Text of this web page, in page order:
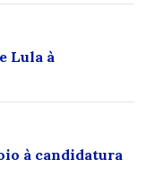
Lula à
à candidatura